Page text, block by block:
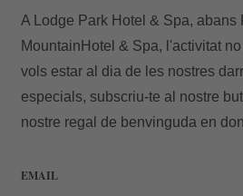
A Lodge Park Hotel & Spa, abans
MountainHotel & Spa, l'activitat
vols estar al dia de les nostres
especials, subscriu-te al nostre
nostre regal de benvinguda en
EMAIL